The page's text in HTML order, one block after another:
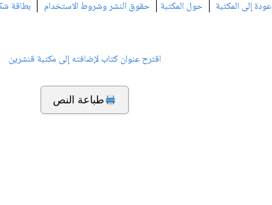
عودة إلى المكتبة | حول المكتبة | حقوق النشر وشروط الاستخدام | بطاقة
اقترح عنوان كتاب لإضافته إلى مكتبة قنشرين
طباعة النص